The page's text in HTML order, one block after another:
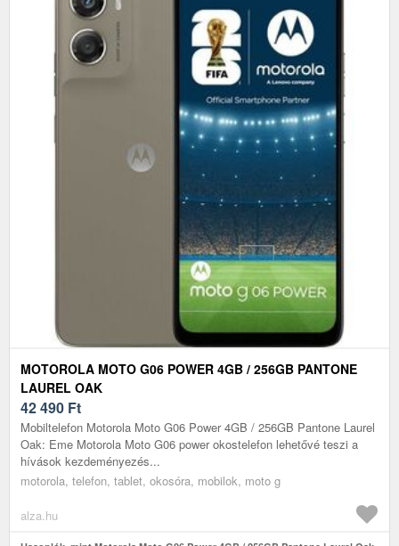
MOTOROLA MOTO G06 POWER 4GB / 256GB PANTONE
LAUREL OAK
42 490 Ft
Mobiltelefon Motorola Moto G06 Power 4GB / 256GB Pantone Laurel
Oak: Eme Motorola Moto G06 power okostelefon lehetővé teszi a
hívások kezdeményezés...
motorola, telefon, tablet, okosóra, mobilok, moto g
alza.hu